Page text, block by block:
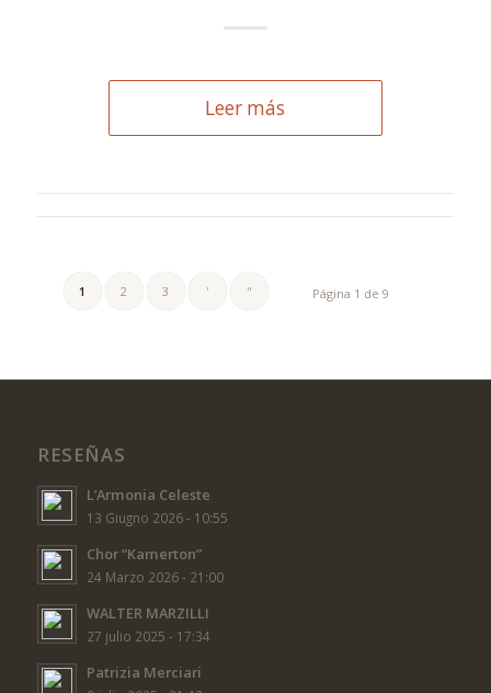
Leer más
Página 1 de 9
1 2 3 ' "
RESEÑAS
L’Armonia Celeste
13 Giugno 2026 - 10:55
Chor “Kamerton”
24 Marzo 2026 - 21:00
WALTER MARZILLI
27 julio 2025 - 17:34
Patrizia Merciari